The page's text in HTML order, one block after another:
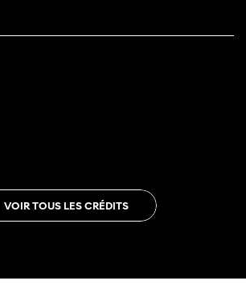
VOIR TOUS LES CRÉDITS